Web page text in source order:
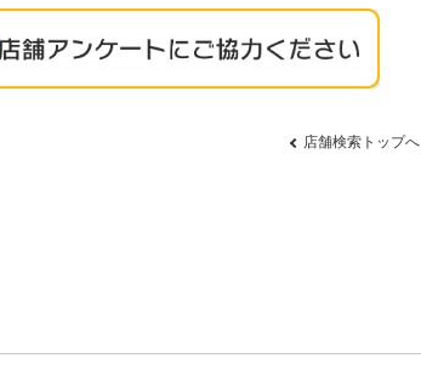
店舗検索トップへ